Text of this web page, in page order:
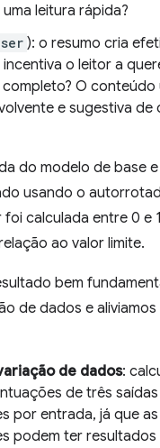
leitura rápida?
): o resumo cria
o leitor a
O conteúdo
e sugestiva de
do modelo de base
usando o
calculada entre 0 e
ao valor limite.
bem
de dados e
de dados:
de três saídas
por entrada, já que
podem ter resultados